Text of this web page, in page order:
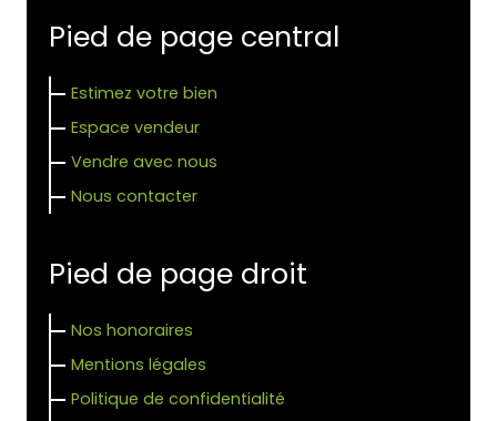
Pied de page central
Estimez votre bien
Espace vendeur
Vendre avec nous
Nous contacter
Pied de page droit
Nos honoraires
Mentions légales
Politique de confidentialité